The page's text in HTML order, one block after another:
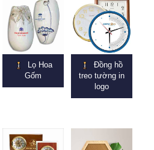
Lọ Hoa
Gốm
Đồng hồ
treo tường in
logo